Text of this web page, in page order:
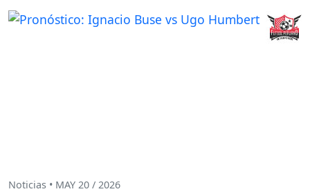
Noticias • MAY 20 / 2026